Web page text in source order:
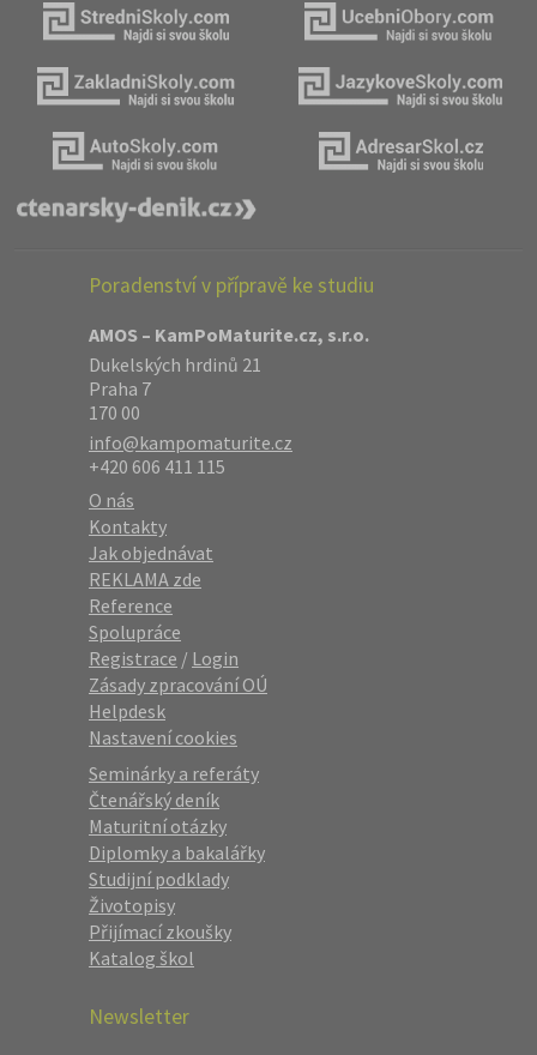
Poradenství v přípravě ke studiu
AMOS – KamPoMaturite.cz, s.r.o.
Dukelských hrdinů 21
Praha 7
170 00
info@kampomaturite.cz
+420 606 411 115
O nás
Kontakty
Jak objednávat
REKLAMA zde
Reference
Spolupráce
Registrace / Login
Zásady zpracování OÚ
Helpdesk
Nastavení cookies
Seminárky a referáty
Čtenářský deník
Maturitní otázky
Diplomky a bakalářky
Studijní podklady
Životopisy
Přijímací zkoušky
Katalog škol
Newsletter